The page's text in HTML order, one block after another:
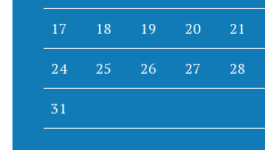
17 18 19 20 21
24 25 26 27 28
31